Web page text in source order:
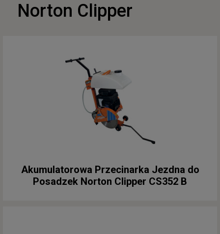
Norton Clipper
Akumulatorowa Przecinarka Jezdna do
Posadzek Norton Clipper CS352 B